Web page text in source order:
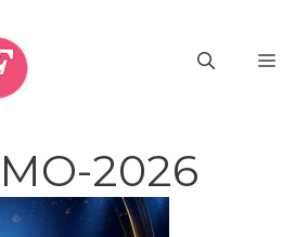
2026